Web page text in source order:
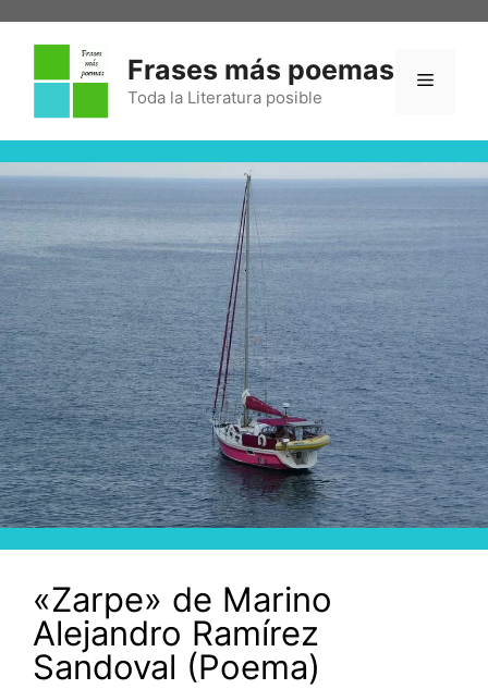
Frases más poemas
Toda la Literatura posible
«Zarpe» de Marino
Alejandro Ramírez
Sandoval (Poema)